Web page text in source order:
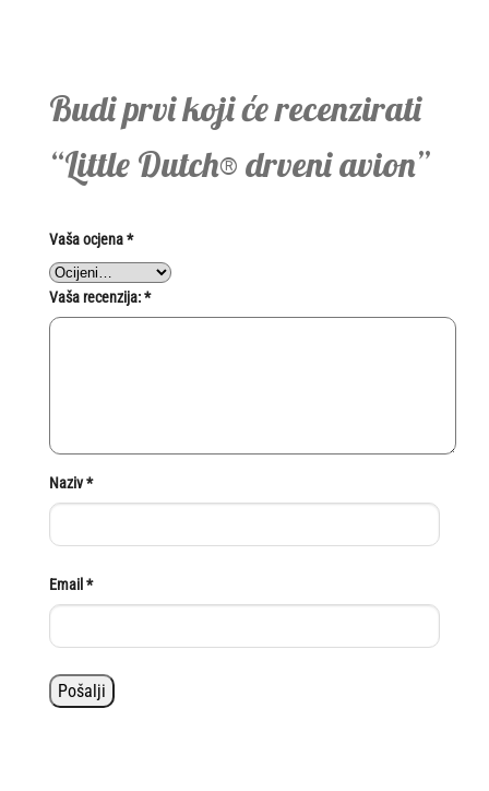
Budi prvi koji će recenzirati
“Little Dutch® drveni avion”
Vaša ocjena*
Vaša recenzija:*
Naziv*
Email *